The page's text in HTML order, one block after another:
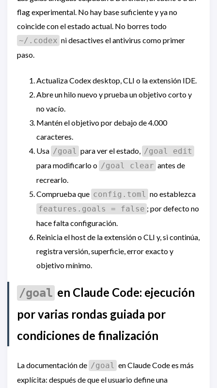
flag experimental. No hay base suficiente y ya no
coincide con el estado actual. No borres todo
~/.codex ni desactives el antivirus como primer
paso.
Actualiza Codex desktop, CLI o la extensión IDE.
Abre un hilo nuevo y prueba un objetivo corto y
no vacío.
Mantén el objetivo por debajo de 4.000
caracteres.
Usa /goal para ver el estado, /goal edit
para modificarlo o /goal clear antes de
recrearlo.
Comprueba que config.toml no establezca
features.goals = false ; por defecto no
hace falta configuración.
Reinicia el host de la extensión o CLI y, si continúa,
registra versión, superficie, error exacto y
objetivo mínimo.
/goal en Claude Code: ejecución
por varias rondas guiada por
condiciones de finalización
La documentación de /goal en Claude Code es más
explícita: después de que el usuario define una